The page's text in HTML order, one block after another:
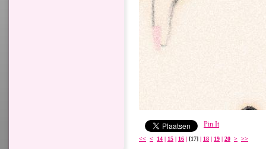
Pin It
<< < 14 | 15 | 16 | [17] | 18 | 19 | 20 > >>